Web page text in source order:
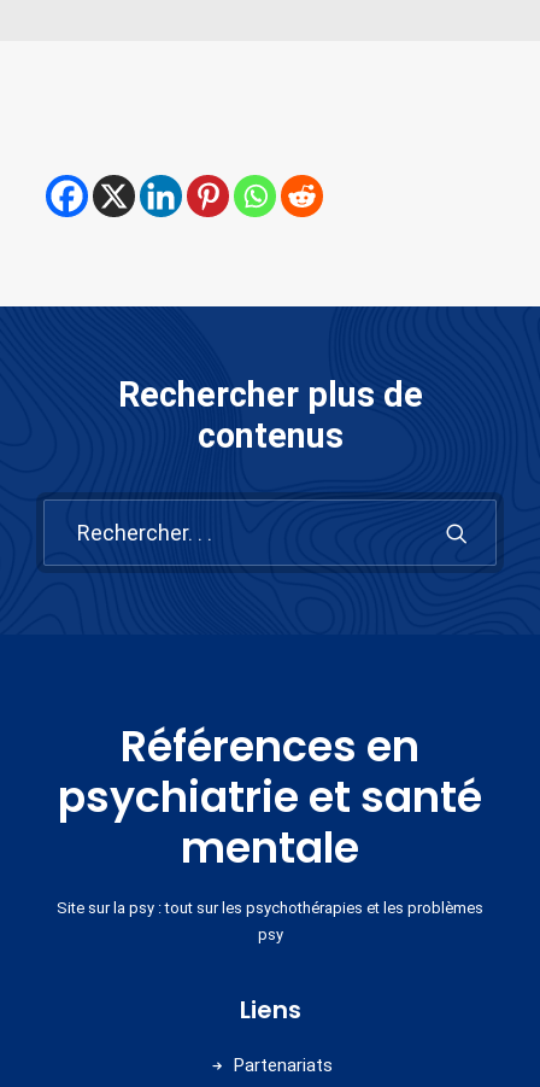
Rechercher plus de
contenus
Références en
psychiatrie et santé
mentale
Site sur la psy : tout sur les psychothérapies et les problèmes
psy
Liens
Partenariats